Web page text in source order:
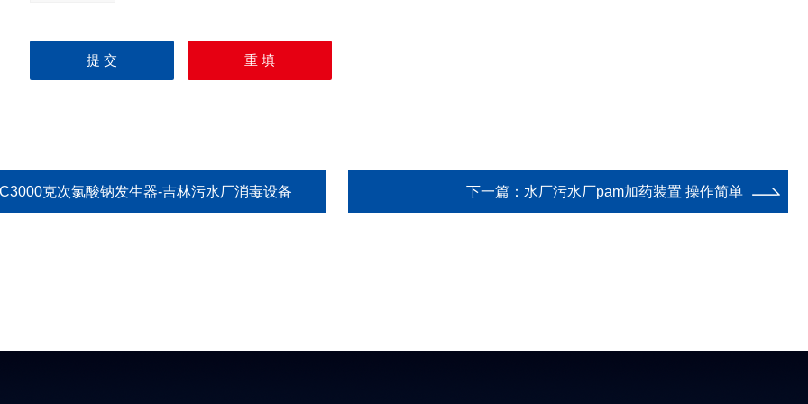
克次氯酸钠发生器-吉林污水厂消毒设备 下一篇： 水厂污水厂pam加药装置 操作简单